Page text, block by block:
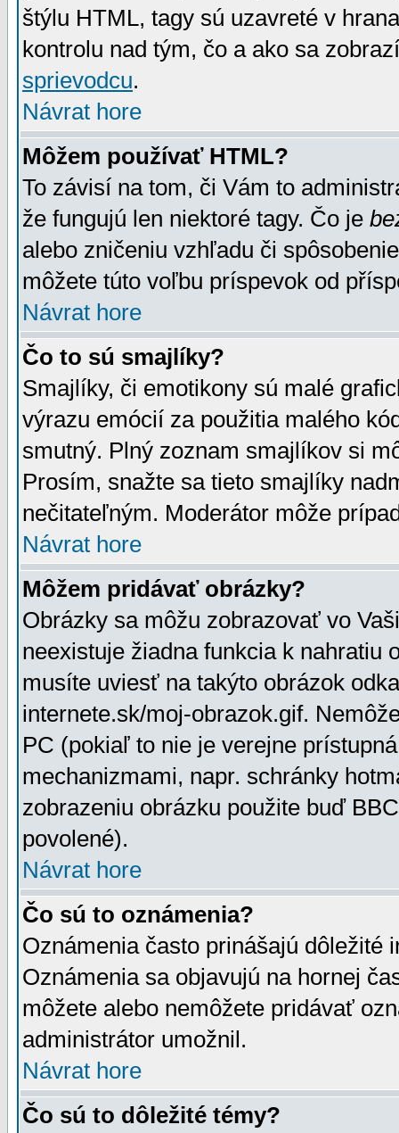
štýlu HTML, tagy sú uzavreté v
kontrolu nad tým, čo a ako sa
sprievodcu.
Návrat hore
Môžem používať HTML?
To závisí na tom, či Vám to
že fungujú len niektoré tagy. Čo je
alebo zničeniu vzhľadu či
môžete túto voľbu príspevok od
Návrat hore
Čo to sú smajlíky?
Smajlíky, či emotikony sú malé
výrazu emócií za použitia malého
smutný. Plný zoznam smajlíkov si
Prosím, snažte sa tieto smajlíky
nečitateľným. Moderátor môže
Návrat hore
Môžem pridávať obrázky?
Obrázky sa môžu zobrazovať vo
neexistuje žiadna funkcia k nahratiu
musíte uviesť na takýto obrázok
internete.sk/moj-obrazok.gif.
PC (pokiaľ to nie je verejne
mechanizmami, napr. schránky
zobrazeniu obrázku použite buď
povolené).
Návrat hore
Čo sú to oznámenia?
Oznámenia často prinášajú dôležité
Oznámenia sa objavujú na hornej
môžete alebo nemôžete pridávať
administrátor umožnil.
Návrat hore
Čo sú to dôležité témy?